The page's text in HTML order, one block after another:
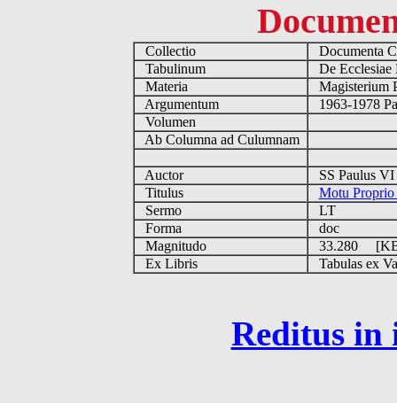
Collectio
Documenta
Tabulinum
De
Materia
Magisterium
Argumentum
1963-1978
Volumen
Ab Columna ad Culumnam
Auctor
SS Paulus
Titulus
Motu
Sermo
LT
Forma
doc
Magnitudo
33.280
Ex Libris
Tabulas ex
Reditus in